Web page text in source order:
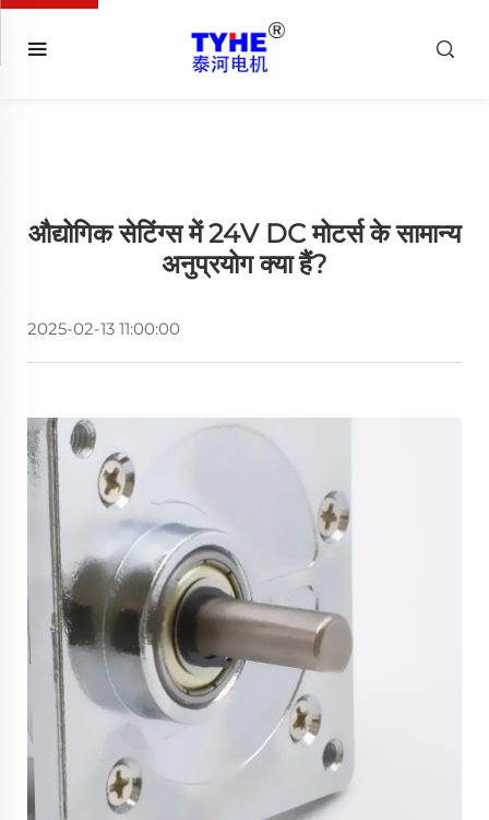
औद्योगिक सेटिंग्स में 24V DC मोटर्स के सामान्य
अनुप्रयोग क्या हैं?
2025-02-13 11:00:00